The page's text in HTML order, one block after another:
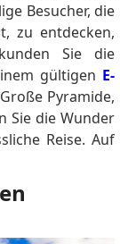
Besucher, die
zu entdecken,
Sie die
gültigen E-
Pyramide,
Sie die Wunder
Reise. Auf